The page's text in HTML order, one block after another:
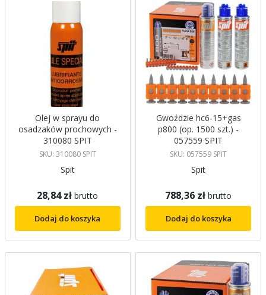
Olej w sprayu do
osadzaków prochowych -
310080 SPIT
SKU: 310080 SPIT
Spit
28,84 zł brutto
Dodaj do koszyka
Gwoździe hc6-15+gas
p800 (op. 1500 szt.) -
057559 SPIT
SKU: 057559 SPIT
Spit
788,36 zł brutto
Dodaj do koszyka